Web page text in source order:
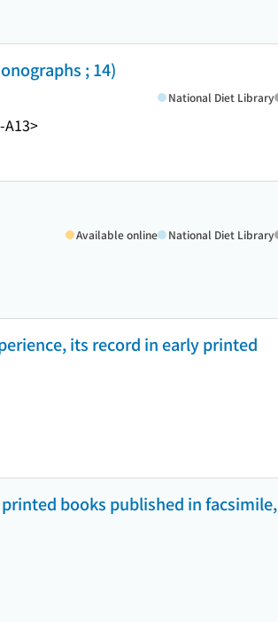
; 14)
A13>
National Diet Library
Available online National Diet Library
its record in early printed
books published in facsimile,